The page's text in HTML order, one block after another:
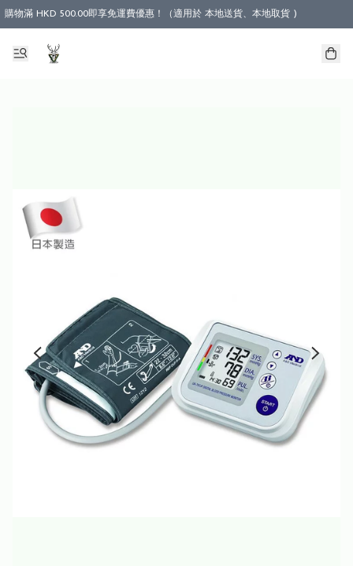
購物滿 HKD 500.00即享免運費優惠！（適用於 本地送貨、本地取貨 )